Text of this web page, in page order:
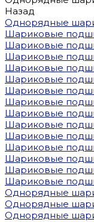
Назад
Однорядные
Шариковые
Шариковые
Шариковые
Шариковые
Шариковые
Шариковые
Шариковые
Шариковые
Шариковые
Шариковые
Шариковые
Шариковые
Шариковые
Шариковые
Однорядные
Однорядные
Однорядные